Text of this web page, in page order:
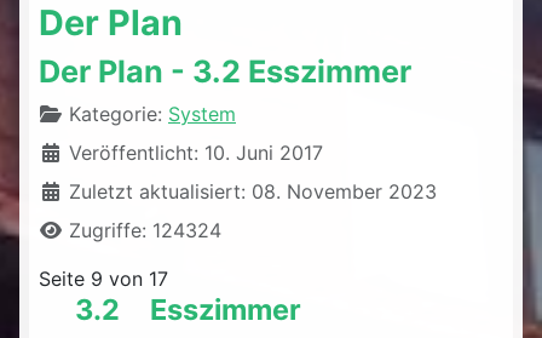
Der Plan
Der Plan - 3.2 Esszimmer
DetailsKategorie: System
Veröffentlicht: 10. Juni 2017
Zuletzt aktualisiert: 08. November 2023
Zugriffe: 124324
Seite 9 von 17
3.2 Esszimmer